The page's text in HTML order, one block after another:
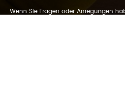
Wenn Sie Fragen oder Anregungen